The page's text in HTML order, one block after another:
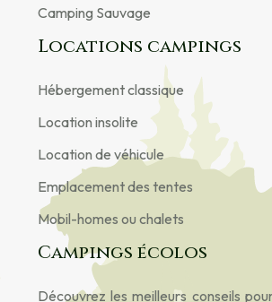
Camping Sauvage
Locations campings
Hébergement classique
Location insolite
Location de véhicule
Emplacement des tentes
Mobil-homes ou chalets
Campings écolos
Découvrez les meilleurs conseils